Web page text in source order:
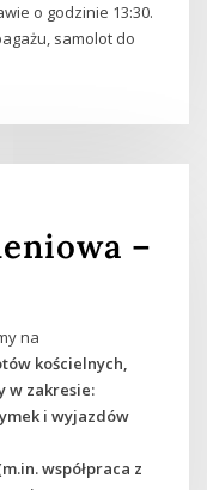
o godzinie 13:30.
samolot do
–
na
kościelnych,
w zakresie:
i wyjazdów
współpraca z